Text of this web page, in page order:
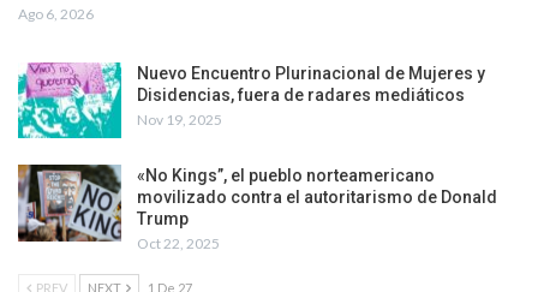
Ago 6, 2026
Nuevo Encuentro Plurinacional de Mujeres y
Disidencias, fuera de radares mediáticos
Nov 19, 2025
«No Kings”, el pueblo norteamericano
movilizado contra el autoritarismo de Donald
Trump
Oct 22, 2025
PREV NEXT 1 De 27